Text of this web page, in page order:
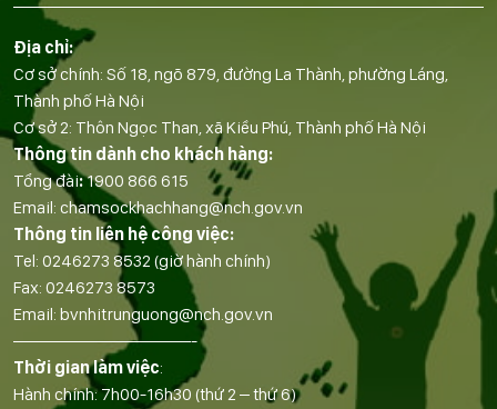
Địa chỉ:
Cơ sở chính: Số 18, ngõ 879, đường La Thành, phường Láng,
Thành phố Hà Nội
Cơ sở 2: Thôn Ngọc Than, xã Kiều Phú, Thành phố Hà Nội
Thông tin dành cho khách hàng:
Tổng đài:1900 866 615
Email: chamsockhachhang@nch.gov.vn
Thông tin liên hệ công việc:
Tel: 0246273 8532 (giờ hành chính)
Fax: 0246273 8573
Email: bvnhitrunguong@nch.gov.vn
——————————-
Thời gian làm việc:
Hành chính: 7h00-16h30 (thứ 2 – thứ 6)